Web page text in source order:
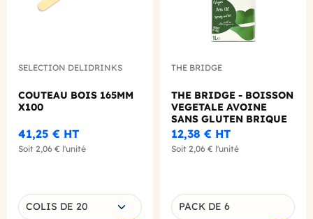
SELECTION DELIDRINKS
COUTEAU BOIS 165MM
X100
41,25 € HT
Soit 2,06 € l'unité
Choisissez une déclinaison
COLIS DE 20
THE BRIDGE
THE BRIDGE - BOISSON
VEGETALE AVOINE
SANS GLUTEN BRIQUE
1L X6 BIO
12,38 € HT
Soit 2,06 € l'unité
PACK DE 6